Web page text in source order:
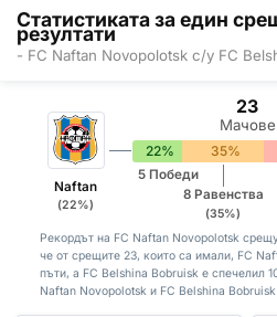
Статистиката за един
резултати
- FC Naftan Novopolotsk с/у FC
Naftan
(22%)
23
Мачове
22% 35%
5 Победи
8 Равенства
(35%)
Рекордът на FC Naftan Novopolotsk
че от срещите 23, които са имали, FC
пъти, а FC Belshina Bobruisk е спечелил
Naftan Novopolotsk и FC Belshina